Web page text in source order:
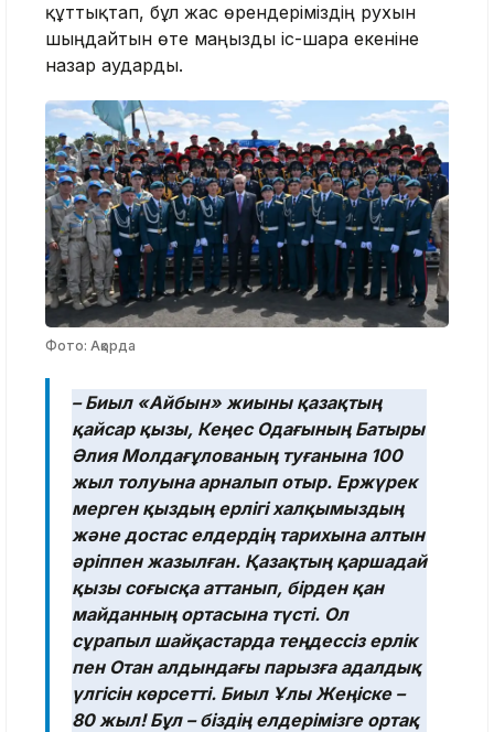
құттықтап, бұл жас өрендеріміздің рухын
шыңдайтын өте маңызды іс-шара екеніне
назар аударды.
Фото: Ақорда
– Биыл «Айбын» жиыны қазақтың
қайсар қызы, Кеңес Одағының Батыры
Әлия Молдағұлованың туғанына 100
жыл толуына арналып отыр. Ержүрек
мерген қыздың ерлігі халқымыздың
және достас елдердің тарихына алтын
әріппен жазылған. Қазақтың қаршадай
қызы соғысқа аттанып, бірден қан
майданның ортасына түсті. Ол
сұрапыл шайқастарда теңдессіз ерлік
пен Отан алдындағы парызға адалдық
үлгісін көрсетті. Биыл Ұлы Жеңіске –
80 жыл! Бұл – біздің елдерімізге ортақ